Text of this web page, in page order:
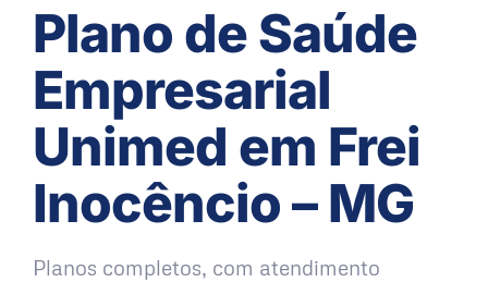
Plano de Saúde
Empresarial
Unimed em Frei
Inocêncio – MG
Planos completos, com atendimento